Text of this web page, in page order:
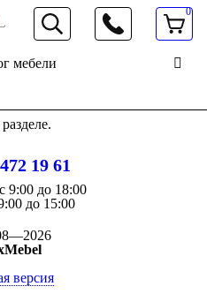
066 472 19 61
0
мебели
19 61
с 9:00 до 18:00
до 15:00
версия